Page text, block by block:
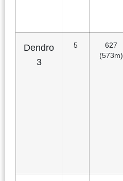
Dendro
3
5
627
(573m)